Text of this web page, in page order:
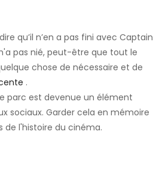
qu’il n’en a pas fini avec Captain
pas nié, peut-être que tout le
chose de nécessaire et de
.
parc est devenue un élément
sociaux. Garder cela en mémoire
de l'histoire du cinéma.